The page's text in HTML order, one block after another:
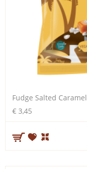
Fudge Salted Caramel
€ 3,45